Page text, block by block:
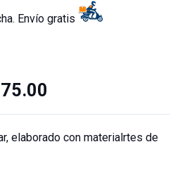
Envío gratis
75.00
elaborado con materialrtes de